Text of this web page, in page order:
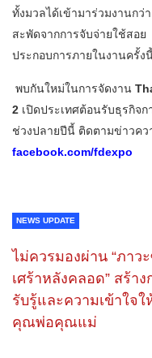
ทั้งมวลได้เข้ามาร่วมงานก
สะพัดจากการจับจ่ายใช้ส
ประกอบการภายในงานครั้
พบกันใหม่ในการจัดงาน
2 เปิดประเทศต้อนรับธุรกิจ
ช่วงปลายปีนี้ ติดตามข่าวคว
facebook.com/fdexpo
NEWS UPDATE
ไม่ควรมองผ่าน “ภาว
เศร้าหลังคลอด” สร้าง
รับรู้และความเข้าใจใ
คุณพ่อคุณแม่